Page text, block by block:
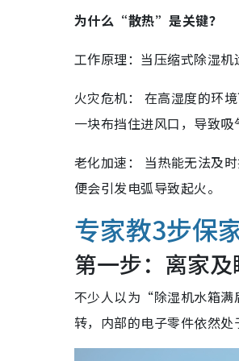
为什么“散热”是关键？
工作原理：当压缩式除湿
火灾危机： 在高湿度的环
一块布挡住进风口，导致吸
老化加速： 当热能无法及
便会引发电弧导致起火。
专家教3步保
第一步：离家
不少人以为“除湿机水箱
转，内部的电子零件依然处